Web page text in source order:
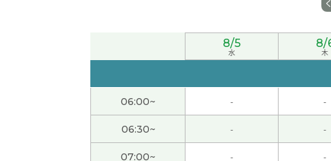
谢谢您的热情教课！我的愿望是海外留学和旅游。
谢谢您的支持和帮助！我喜欢看演唱会。和您一起
谢谢，下次见( 40代 男性 )
谢谢您的支持和帮助！我住的地方没有溶洞。但
8/5
水
8/
木
06:00~ - -
06:30~ - -
07:00~ - -